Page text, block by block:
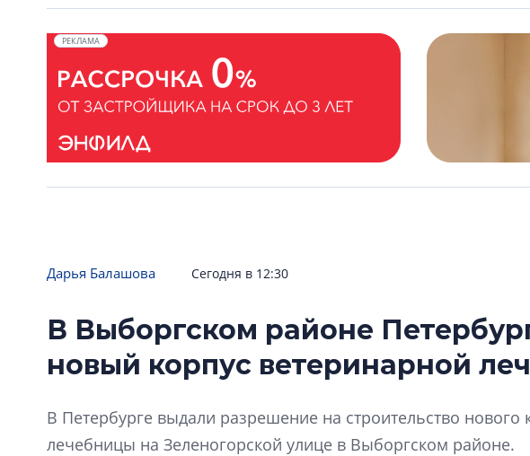
РЕКЛАМА
Дарья Балашова Сегодня в 12:30
В Выборгском районе
новый корпус ветеринарной
В Петербурге выдали разрешение на строительство нового
лечебницы на Зеленогорской улице в Выборгском районе.